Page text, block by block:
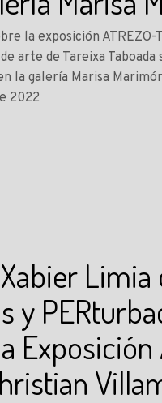
la exposición
arte de Tareixa Taboada
la galería Marisa
2022
Limia
y
Exposición